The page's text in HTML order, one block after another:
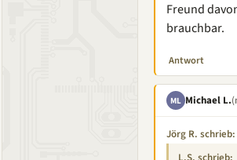
Freund
brauchbar.
Antwort
ML Michael L.
Jörg R. schrieb: